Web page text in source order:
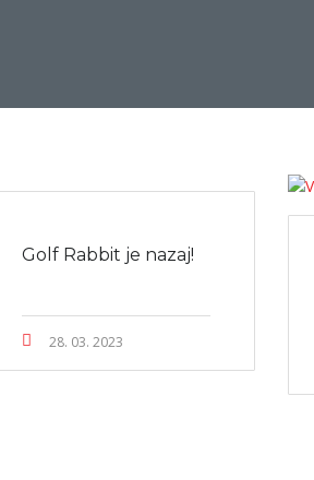
Golf Rabbit je nazaj!
28. 03. 2023